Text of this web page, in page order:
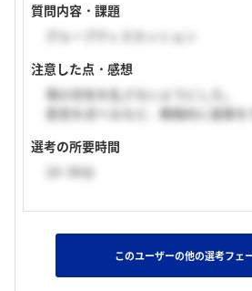
質問内容・課題
グループディスカッション
注意した点・感想
場の空気を乱さないようにした。
意見を述べるなど、積極的に提案を
選考の所要時間
16~30分
このユーザーの他の選考フェ